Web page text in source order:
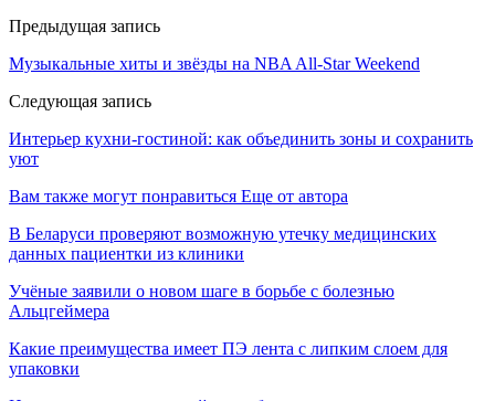
Предыдущая запись
Музыкальные хиты и звёзды на NBA All‑Star Weekend
Следующая запись
Интерьер кухни-гостиной: как объединить зоны и сохранить
уют
Вам также могут понравиться Еще от автора
В Беларуси проверяют возможную утечку медицинских
данных пациентки из клиники
Учёные заявили о новом шаге в борьбе с болезнью
Альцгеймера
Какие преимущества имеет ПЭ лента с липким слоем для
упаковки